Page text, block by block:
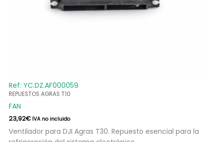
Ref: YC.DZ.AF000059
REPUESTOS AGRAS T10
FAN
23,92€ IVA no incluido
Ventilador para DJI Agras T30. Repuesto esencial para la